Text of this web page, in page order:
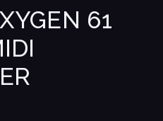
61